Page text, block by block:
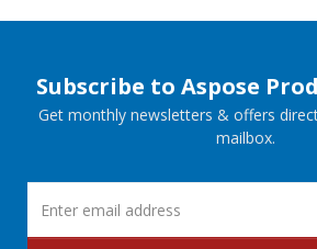
Subscribe to Aspose
Get monthly newsletters & offers
mailbox.